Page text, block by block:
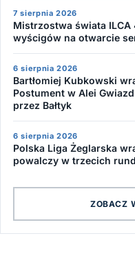
7 sierpnia 2026
Mistrzostwa świata ILCA
wyścigów na otwarcie
6 sierpnia 2026
Bartłomiej Kubkowski
Postument w Alei
przez Bałtyk
6 sierpnia 2026
Polska Liga Żeglarska
powalczy w trzecich
ZOBACZ